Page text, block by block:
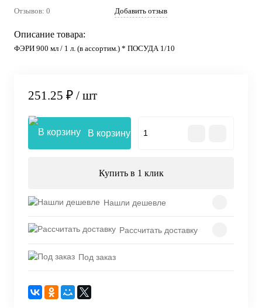
Отзывов: 0 Добавить отзыв
Описание товара:
ФЭРИ 900 мл / 1 л. (в ассортим.) * ПОСУДА 1/10
251.25 ₽ / шт
В корзину
Купить в 1 клик
Нашли дешевле
Рассчитать доставку
Под заказ